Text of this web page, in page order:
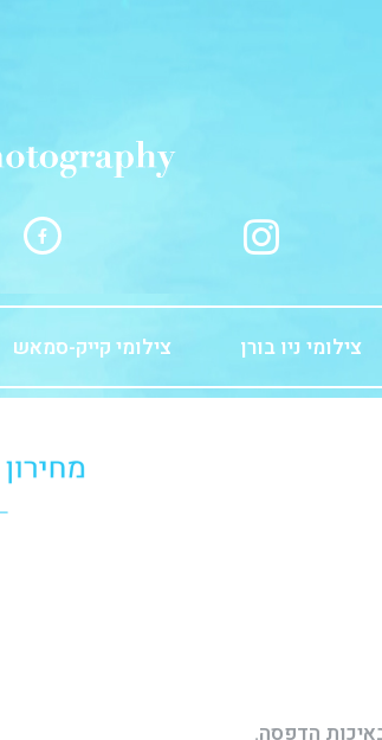
צילומי ניו בורן צילומי קייק-סמאש